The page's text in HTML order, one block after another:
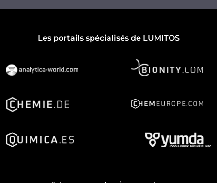
Les portails spécialisés de LUMITOS